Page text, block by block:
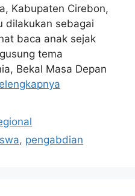
Kabupaten Cirebon,
dilakukan sebagai
baca anak sejak
tema
Bekal Masa Depan
, pengabdian